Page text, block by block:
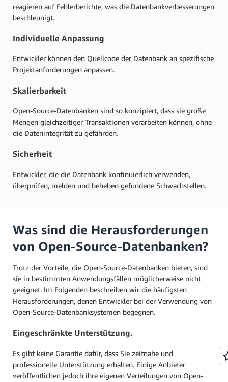
reagieren auf Fehlerberichte, was die Datenbankverbesserungen
beschleunigt.
Individuelle Anpassung
Entwickler können den Quellcode der Datenbank an spezifische
Projektanforderungen anpassen.
Skalierbarkeit
Open-Source-Datenbanken sind so konzipiert, dass sie große
Mengen gleichzeitiger Transaktionen verarbeiten können, ohne
die Datenintegrität zu gefährden.
Sicherheit
Entwickler, die die Datenbank kontinuierlich verwenden,
überprüfen, melden und beheben gefundene Schwachstellen.
Was sind die Herausforderungen
von Open-Source-Datenbanken?
Trotz der Vorteile, die Open-Source-Datenbanken bieten, sind
sie in bestimmten Anwendungsfällen möglicherweise nicht
geeignet. Im Folgenden beschreiben wir die häufigsten
Herausforderungen, denen Entwickler bei der Verwendung von
Open-Source-Datenbanksystemen begegnen.
Eingeschränkte Unterstützung.
Es gibt keine Garantie dafür, dass Sie zeitnahe und
professionelle Unterstützung erhalten. Einige Anbieter
veröffentlichen jedoch ihre eigenen Verteilungen von Open-